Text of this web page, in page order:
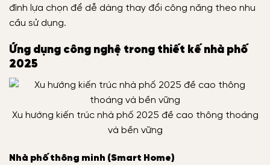
đình lựa chọn để dễ dàng thay đổi công năng theo nhu
cầu sử dụng.
Ứng dụng công nghệ trong thiết kế nhà phố
2025
Xu hướng kiến trúc nhà phố 2025 đề cao thông thoáng
và bền vững
Nhà phố thông minh (Smart Home)